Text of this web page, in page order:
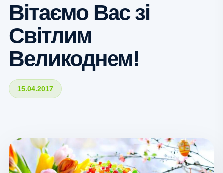
Вітаємо Вас зі
Світлим
Великоднем!
15.04.2017